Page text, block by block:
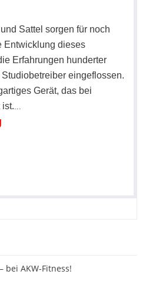
Sattel sorgen für noch
Entwicklung dieses
Erfahrungen hunderter
eingeflossen.
Gerät, das bei
ist.
bei AKW-Fitness!